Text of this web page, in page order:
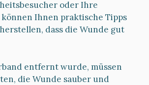
oder Ihre
können Ihnen praktische Tipps
dass die Wunde gut
entfernt wurde, müssen
die Wunde sauber und